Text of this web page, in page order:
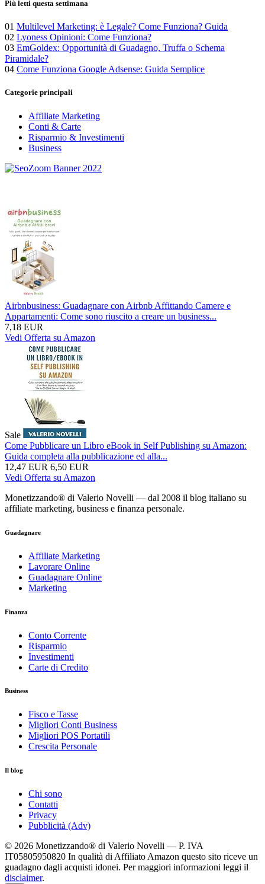
Più letti questa settimana
01 Multilevel Marketing: è Legale? Come Funziona? Guida
02 Lyoness Opinioni: Come Funziona?
03 EmGoldex: Opportunità di Guadagno, Truffa o Schema
Piramidale?
04 Come Funziona Google Adsense: Guida Semplice
Categorie principali
Affiliate Marketing
Conti & Carte
Risparmio & Investimenti
Business
Airbnbusiness: Guadagnare con Airbnb Affittando Camere e
Appartamenti: Come sono riuscito a creare un business...
7,18 EUR
Vedi Offerta su Amazon
Sale
Come Pubblicare un Libro eBook in Self Publishing su Amazon:
Guida completa alla pubblicazione ed alla...
12,47 EUR 6,50 EUR
Vedi Offerta su Amazon
Monetizzando® di Valerio Novelli — dal 2008 il blog italiano su
affiliate marketing, business e finanza personale.
Guadagnare
Affiliate Marketing
Lavorare Online
Guadagnare Online
Marketing
Finanza
Conto Corrente
Risparmio
Investimenti
Carte di Credito
Business
Fisco e Tasse
Migliori Conti Business
Migliori POS Portatili
Crescita Personale
Il blog
Chi sono
Contatti
Privacy
Pubblicità (Adv)
© 2026 Monetizzando® di Valerio Novelli — P. IVA
IT05805950820 In qualità di Affiliato Amazon questo sito riceve un
guadagno dagli acquisti idonei. Per maggiori informazioni leggi il
disclaimer.